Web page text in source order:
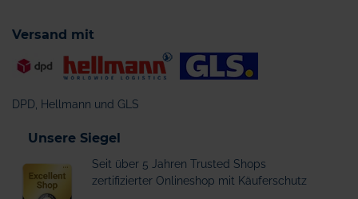
Versand mit
DPD, Hellmann und GLS
Unsere Siegel
Seit über 5 Jahren Trusted Shops
zertifizierter Onlineshop mit Käuferschutz